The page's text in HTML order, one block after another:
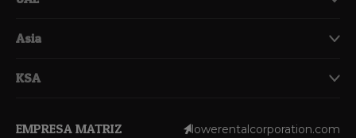
Asia
KSA
EMPRESA MATRIZ lowerentalcorporation.com